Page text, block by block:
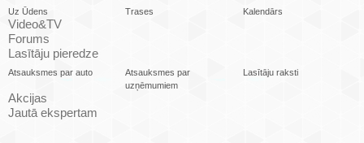
Uz Ūdens
Trases Kalendārs
Video&TV
Forums
Lasītāju pieredze
Atsauksmes par auto
Atsauksmes par
uzņēmumiem
Lasītāju raksti
Akcijas
Jautā ekspertam